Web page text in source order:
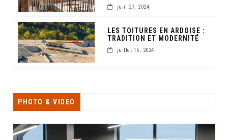
juin 27, 2024
LES TOITURES EN ARDOISE :
TRADITION ET MODERNITÉ
juillet 15, 2024
PHOTO & VIDEO